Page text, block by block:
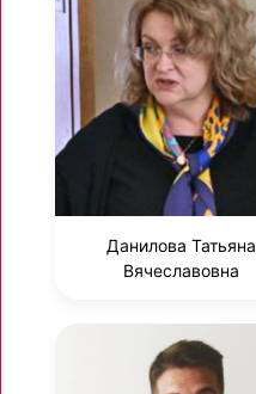
Данилова Татьяна
Вячеславовна